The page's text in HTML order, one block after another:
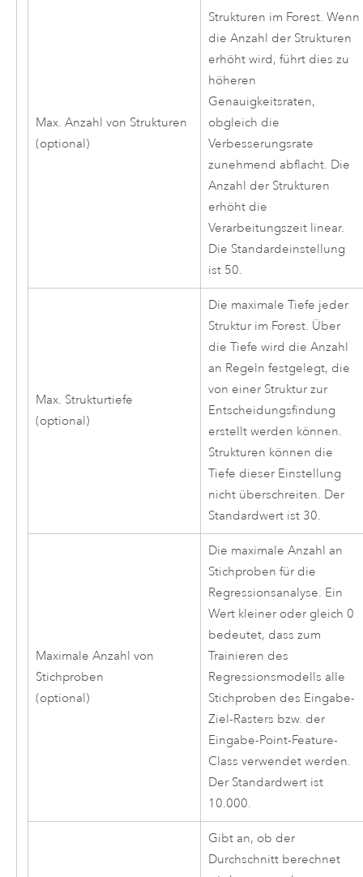
Max. Anzahl von Strukturen
(optional)
Strukturen im Forest. Wenn
die Anzahl der Strukturen
erhöht wird, führt dies zu
höheren
Genauigkeitsraten,
obgleich die
Verbesserungsrate
zunehmend abflacht. Die
Anzahl der Strukturen
erhöht die
Verarbeitungszeit linear.
Die Standardeinstellung
ist 50.
Max. Strukturtiefe
(optional)
Die maximale Tiefe jeder
Struktur im Forest. Über
die Tiefe wird die Anzahl
an Regeln festgelegt, die
von einer Struktur zur
Entscheidungsfindung
erstellt werden können.
Strukturen können die
Tiefe dieser Einstellung
nicht überschreiten. Der
Standardwert ist 30.
Maximale Anzahl von
Stichproben
(optional)
Die maximale Anzahl an
Stichproben für die
Regressionsanalyse. Ein
Wert kleiner oder gleich 0
bedeutet, dass zum
Trainieren des
Regressionsmodells alle
Stichproben des Eingabe-
Ziel-Rasters bzw. der
Eingabe-Point-Feature-
Class verwendet werden.
Der Standardwert ist
10.000.
Gibt an, ob der
Durchschnitt berechnet